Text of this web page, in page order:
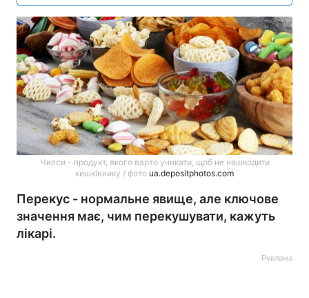
Чипси - продукт, якого варто уникати, щоб не нашкодити
кишківнику / фото ua.depositphotos.com
Перекус - нормальне явище, але ключове
значення має, чим перекушувати, кажуть
лікарі.
Реклама